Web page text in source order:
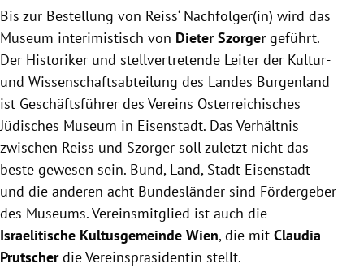
Bis zur Bestellung von Reiss‘ Nachfolger(in) wird das
Museum interimistisch von Dieter Szorgergeführt.
Der Historiker und stellvertretende Leiter der Kultur-
und Wissenschaftsabteilung des Landes Burgenland
ist Geschäftsführer des Vereins Österreichisches
Jüdisches Museum in Eisenstadt. Das Verhältnis
zwischen Reiss und Szorger soll zuletzt nicht das
beste gewesen sein. Bund, Land, Stadt Eisenstadt
und die anderen acht Bundesländer sind Fördergeber
des Museums. Vereinsmitglied ist auch die
Israelitische Kultusgemeinde Wien, die mit Claudia
Prutscherdie Vereinspräsidentin stellt.